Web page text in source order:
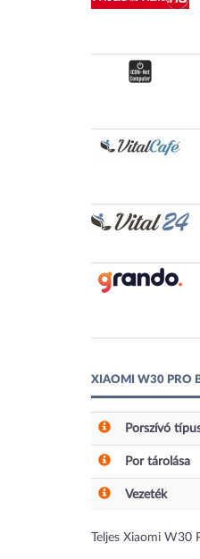
XIAOMI W30 PRO
Porszívó
Por tárolása
Vezeték
Teljes Xiaomi W30